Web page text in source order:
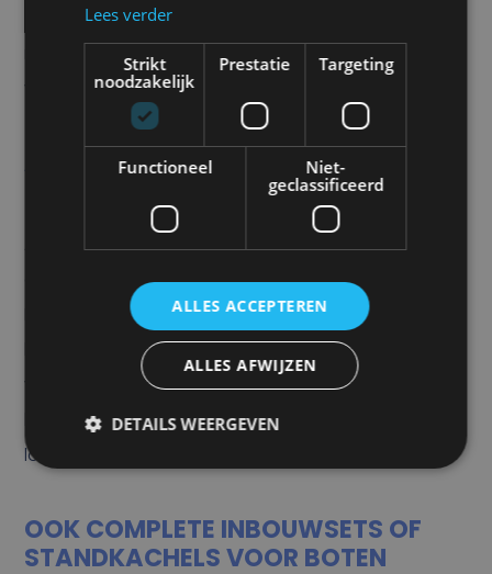
dan de motor van het voertuig. Doordat je deze
niet hoeft te gebruiken zal ook de motorslijtage
verminderen.
ALTIJD EEN PASSEND MODEL VOOR
Als Webasto en Eberspächer dealer leveren wij
diverse standverwarmingen voor allerlei voertuigen.
Personenauto’s, mini busjes en bestelwagens
komen in aanmerking, evenals autobussen,
vrachtwagens, bibliotheekwagens, mobiele
kantoren, bloemenwagens, trekkers, bouw- en
landbouwmachines, etc.
OOK COMPLETE INBOUWSETS OF
STANDKACHELS VOOR BOTEN
Lees verder
Strikt
noodzakelijk
Prestatie Targeting
Functioneel
Niet-
geclassificeerd
ALLES ACCEPTEREN
ALLES AFWIJZEN
DETAILS WEERGEVEN